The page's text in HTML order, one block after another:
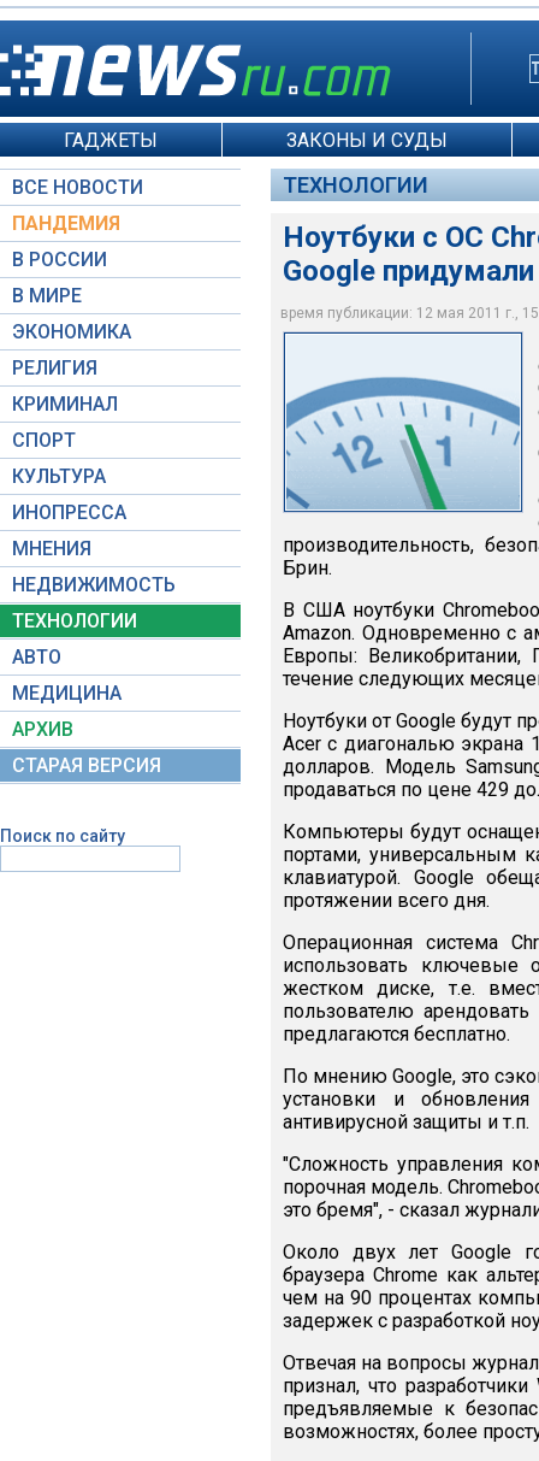
ГАДЖЕТЫ ЗАКОНЫ И СУДЫ
ВСЕ НОВОСТИ
ПАНДЕМИЯ
В РОССИИ
В МИРЕ
ЭКОНОМИКА
РЕЛИГИЯ
КРИМИНАЛ
СПОРТ
КУЛЬТУРА
ИНОПРЕССА
МНЕНИЯ
НЕДВИЖИМОСТЬ
ТЕХНОЛОГИИ
АВТО
МЕДИЦИНА
АРХИВ
СТАРАЯ ВЕРСИЯ
Поиск по сайту
ТЕХНОЛОГИИ
Ноутбуки с ОС
Google
время публикации: 12 мая 2011 г.,
my-chrome.ru
производительность,
Брин.
В США ноутбуки
Amazon. Одновременно с
Европы:
течение следующих
Ноутбуки от Google будут
Acer с диагональю экрана
долларов. Модель
продаваться по цене 429
Компьютеры будут
портами, универсальным
клавиатурой. Google
протяжении всего дня.
Операционная система
использовать ключевые
жестком диске, т.е.
пользователю
предлагаются бесплатно.
По мнению Google, это
установки и
антивирусной защиты и т.п.
"Сложность управления
порочная модель.
это бремя", - сказал
Около двух лет Google
браузера Chrome как
чем на 90 процентах
задержек с разработкой
Отвечая на вопросы
признал, что
предъявляемые к
возможностях, более